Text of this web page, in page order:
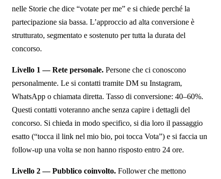
nelle Storie che dice “votate per me” e si chiede perché la
partecipazione sia bassa. L’approccio ad alta conversione è
strutturato, segmentato e sostenuto per tutta la durata del
concorso.
Livello 1 — Rete personale. Persone che ci conoscono
personalmente. Le si contatti tramite DM su Instagram,
WhatsApp o chiamata diretta. Tasso di conversione: 40–60%.
Questi contatti voteranno anche senza capire i dettagli del
concorso. Si chieda in modo specifico, si dia loro il passaggio
esatto (“tocca il link nel mio bio, poi tocca Vota”) e si faccia un
follow-up una volta se non hanno risposto entro 24 ore.
Livello 2 — Pubblico coinvolto. Follower che mettono